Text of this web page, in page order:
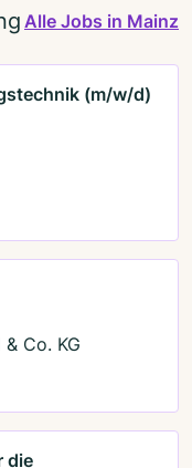
Alle Jobs in Mainz
(m/w/d)
Co. KG
die